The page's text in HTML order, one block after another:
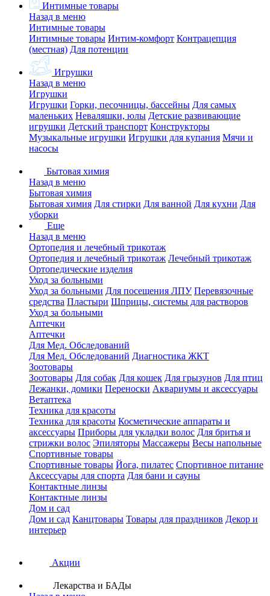
Интимные товары
Назад в меню
Интимные товары
Интимные товары Интим-комфорт Контрацепция
(местная) Для потенции
Игрушки
Назад в меню
Игрушки
Игрушки Горки, песочницы, бассейны Для самых
маленьких Неваляшки, юлы Детские развивающие
игрушки Детский транспорт Конструкторы
Музыкальные игрушки Игрушки для купания Мячи и
насосы
Бытовая химия
Назад в меню
Бытовая химия
Бытовая химия Для стирки Для ванной Для кухни Для
уборки
Еще
Назад в меню
Ортопедия и лечебный трикотаж
Ортопедия и лечебный трикотаж Лечебный трикотаж
Ортопедические изделия
Уход за больными
Уход за больными Для посещения ЛПУ Перевязочные
средства Пластыри Шприцы, системы для растворов
Уход за больными
Аптечки
Аптечки
Для Мед. Обследований
Для Мед. Обследований Диагностика ЖКТ
Зоотовары
Зоотовары Для собак Для кошек Для грызунов Для птиц
Лежанки, домики Переноски Аквариумы и аксессуары
Ветаптека
Техника для красоты
Техника для красоты Косметические аппараты и
аксессуары Приборы для укладки волос Для бритья и
стрижки волос Эпиляторы Массажеры Весы напольные
Спортивные товары
Спортивные товары Йога, пилатес Спортивное питание
Аксессуары для спорта Для бани и сауны
Контактные линзы
Контактные линзы
Дом и сад
Дом и сад Канцтовары Товары для праздников Декор и
интерьер
Акции
Лекарства и БАДы